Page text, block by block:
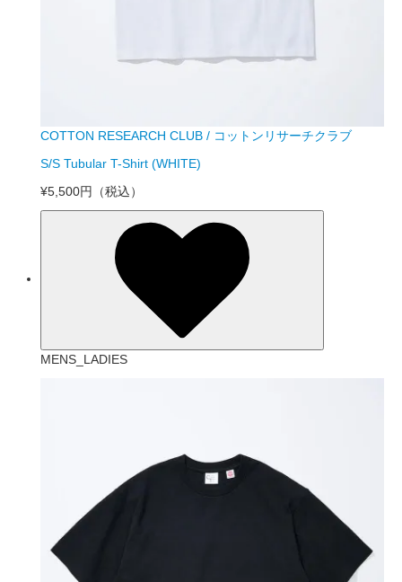
COTTON RESEARCH CLUB / コットンリサーチクラブ
S/S Tubular T-Shirt (WHITE)
¥5,500円
（税込）
MENS_LADIES